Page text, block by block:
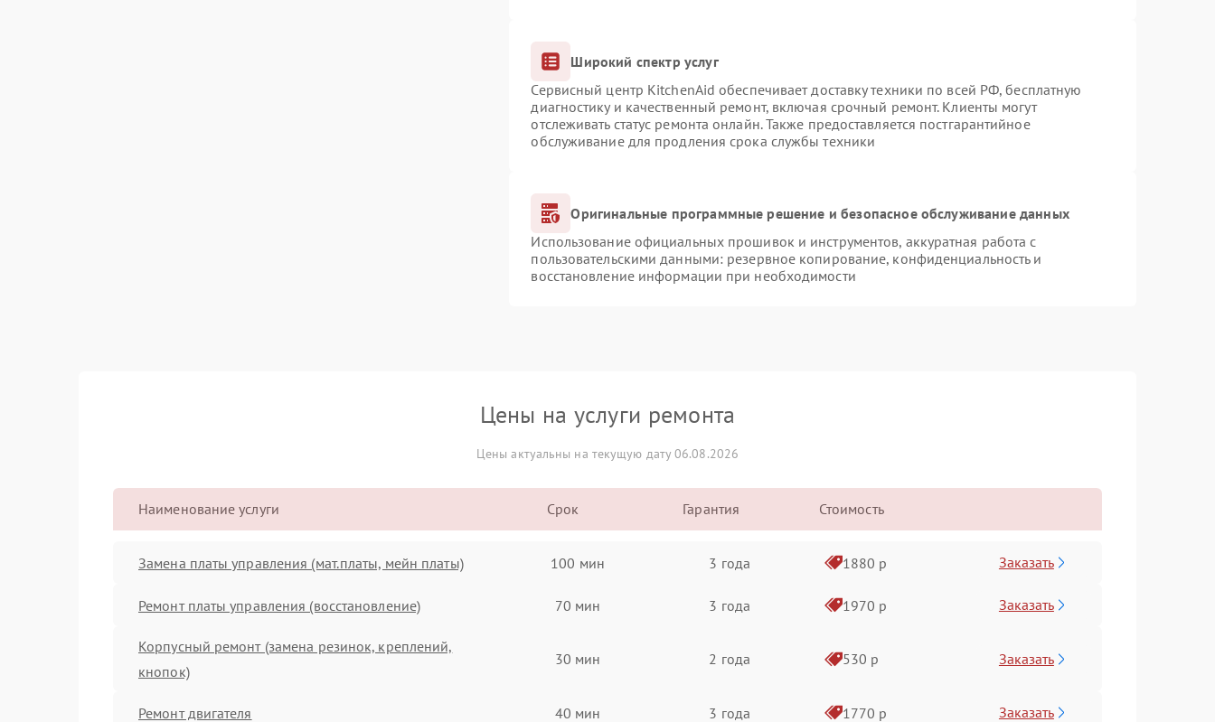
Широкий спектр услуг
Сервисный центр KitchenAid обеспечивает доставку техники по всей РФ, бесплатную
диагностику и качественный ремонт, включая срочный ремонт. Клиенты могут
отслеживать статус ремонта онлайн. Также предоставляется постгарантийное
обслуживание для продления срока службы техники
Оригинальные программные решение и безопасное обслуживание данных
Использование официальных прошивок и инструментов, аккуратная работа с
пользовательскими данными: резервное копирование, конфиденциальность и
восстановление информации при необходимости
Цены на услуги ремонта
Цены актуальны на текущую дату 06.08.2026
Наименование услуги Срок Гарантия Стоимость
Замена платы управления (мат.платы, мейн платы) 100 мин 3 года 1880 р Заказать
Ремонт платы управления (восстановление) 70 мин 3 года 1970 р Заказать
Корпусный ремонт (замена резинок, креплений,
кнопок)
30 мин 2 года 530 р Заказать
Ремонт двигателя 40 мин 3 года 1770 р Заказать